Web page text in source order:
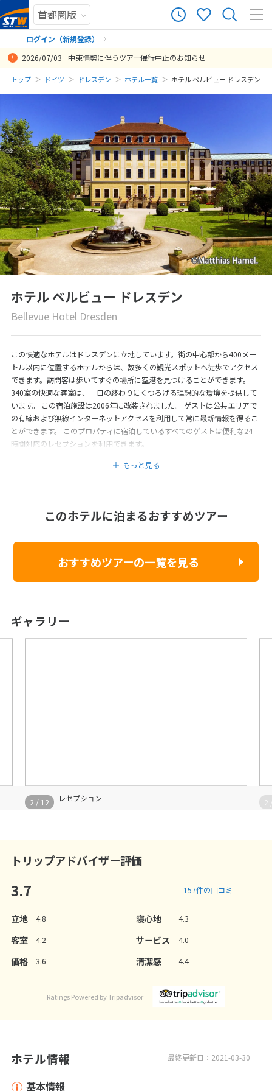
ログイン（新規登録）
まだ履歴がありません
2026/07/03 中東情勢に伴うツアー催行中止のお知らせ
トップ ドイツ ドレスデン ホテル一覧 ホテル ベルビュー ドレスデン
ホテル ベルビュー ドレスデン
Bellevue Hotel Dresden
この快適なホテルはドレスデンに立地しています。街の中心部から400メー
トル以内に位置するホテルからは、数多くの観光スポットへ徒歩でアクセス
できます。訪問客は歩いてすぐの場所に空港を見つけることができます。
340室の快適な客室は、一日の終わりにくつろげる理想的な環境を提供して
います。 この宿泊施設は2006年に改装されました。 ゲストは公共エリアで
の有線および無線インターネットアクセスを利用して常に最新情報を得るこ
とができます。 このプロパティに宿泊しているすべてのゲストは便利な24
時間対応のレセプションを利用できます。
もっと見る
このホテルに泊まるおすすめツアー
おすすめツアーの一覧を見る
ギャラリー
トリップアドバイザー評価
3.7 157件の口コミ
立地 4.8 寝心地 4.3
客室 4.2 サービス 4.0
価格 3.6 清潔感 4.4
Ratings Powered by Tripadvisor
最終更新日：2021-03-30
ホテル情報
基本情報